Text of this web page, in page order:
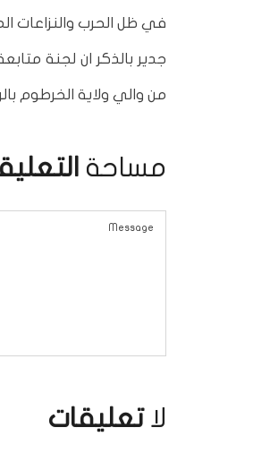
في ظل الحرب والنزاعات
من والي ولاية الخرطوم بالرقم (23)
مساحة
لاتعليقات